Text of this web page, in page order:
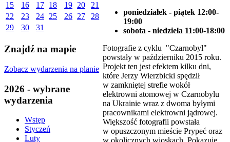
15
16 17 18 19 20
21
22
23 24 25 26 27
28
29
30 31
Znajdź na mapie
Zobacz wydarzenia na planie
2026 - wybrane
wydarzenia
Wstęp
Styczeń
Luty
poniedziałek - piątek 12:00-
19:00
sobota - niedziela 11:00-18:00
Fotografie z cyklu "Czarnobyl"
powstały w październiku 2015 roku.
Projekt ten jest efektem kilku dni,
które Jerzy Wierzbicki spędził
w zamkniętej strefie wokół
elektrowni atomowej w Czarnobylu
na Ukrainie wraz z dwoma byłymi
pracownikami elektrowni jądrowej.
Większość fotografii powstała
w opuszczonym mieście Prypeć oraz
w okolicznych wioskach. Pokazuje